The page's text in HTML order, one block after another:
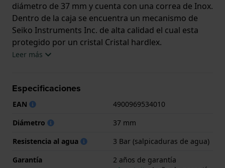
diámetro de 37 mm y cuenta con una correa de Inox.
Dentro de la caja se encuentra un mecanismo de
Seiko Instruments Inc. de alta calidad el cual esta
protegido por un cristal Cristal hardlex.
agua. El reloj viene con 2 años de garantía.
Leer más
Especificaciones
EAN
4900969534010
Diámetro
37 mm
Resistencia al agua
3 Bar (salpicaduras de agua)
Garantía
2 años de garantía